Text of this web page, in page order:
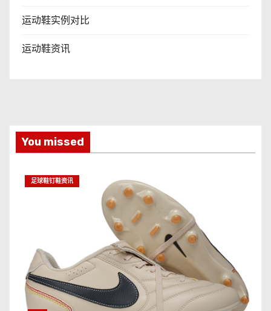
运动鞋实例对比
运动鞋资讯
You missed
足球鞋钉鞋资讯